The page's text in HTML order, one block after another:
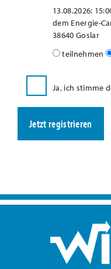
13.08.2026:
dem Energie-
38640 Goslar
teilnehmen
Ja, ich stimme
Jetzt registrieren